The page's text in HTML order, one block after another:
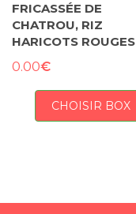
FRICASSÉE DE
CHATROU, RIZ
HARICOTS ROUGES
0.00€
CHOISIR BOX